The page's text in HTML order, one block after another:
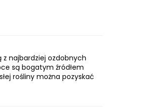
najbardziej ozdobnych
są bogatym źródłem
rośliny można pozyskać